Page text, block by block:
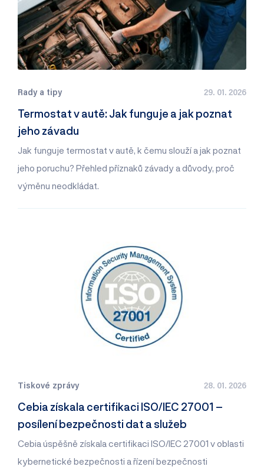
Rady a tipy 29. 01. 2026
Termostat v autě: Jak funguje a jak poznat
jeho závadu
Jak funguje termostat v autě, k čemu slouží a jak poznat
jeho poruchu? Přehled příznaků závady a důvody, proč
výměnu neodkládat.
Tiskové zprávy 28. 01. 2026
Cebia získala certifikaci ISO/IEC 27001 –
posílení bezpečnosti dat a služeb
Cebia úspěšně získala certifikaci ISO/IEC 27001 v oblasti
kybernetické bezpečnosti a řízení bezpečnosti